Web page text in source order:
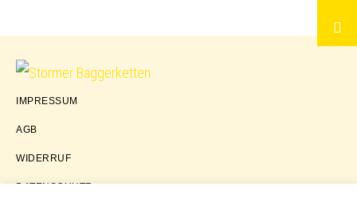
Störmer
IMPRESSUM
AGB
WIDERRUF
DATENSCHUTZ